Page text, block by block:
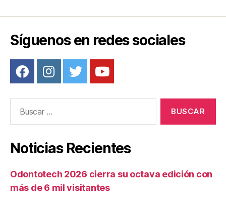
Síguenos en redes sociales
Noticias Recientes
Odontotech 2026 cierra su octava edición con
más de 6 mil visitantes